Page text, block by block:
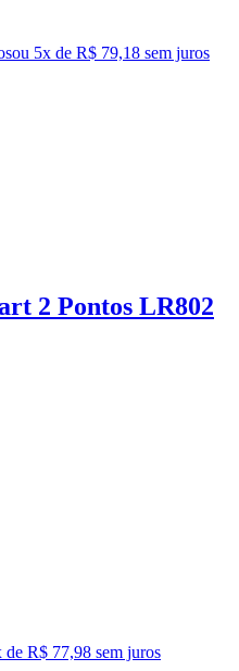
ou 5x de R$ 79,18 sem juros
2 Pontos LR802
de R$ 77,98 sem juros